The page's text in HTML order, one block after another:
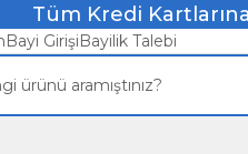
Tüm Kredi
Bayi GirişiBayilik Talebi